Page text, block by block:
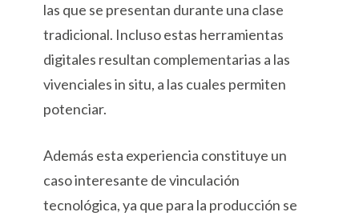
las que se presentan durante una clase
tradicional. Incluso estas herramientas
digitales resultan complementarias a las
vivenciales in situ, a las cuales permiten
potenciar.
Además esta experiencia constituye un
caso interesante de vinculación
tecnológica, ya que para la producción se